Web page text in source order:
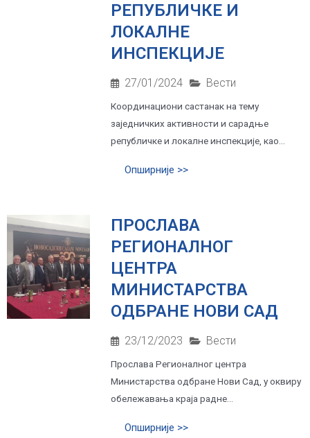
РЕПУБЛИЧКЕ И
ЛОКАЛНЕ
ИНСПЕКЦИЈЕ
27/01/2024 Вести
Координациони састанак на тему
заједничких активности и сарадње
републичке и локалне инспекције, као...
Опширније >>
ПРОСЛАВА
РЕГИОНАЛНОГ
ЦЕНТРА
МИНИСТАРСТВА
ОДБРАНЕ НОВИ САД
23/12/2023 Вести
Прослава Регионалног центра
Министарства одбране Нови Сад, у оквиру
обележавања краја радне...
Опширније >>